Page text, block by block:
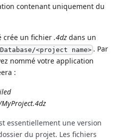
contenant uniquement du
crée un fichier.4dz dans un
<project name> . Par
nommé votre application
:
essentiellement une version
du projet. Les fichiers